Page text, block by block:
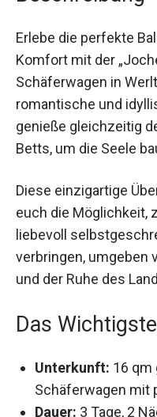
Erlebe die perfekte
Komfort mit der
Übernachtung
Tauche ein in die
Wildnis von Werlte
Luxus eines
Diese einzigartige
bietet euch die
liebevoll
verbringen, umgeben
Das
Unterkunft:
16 qm